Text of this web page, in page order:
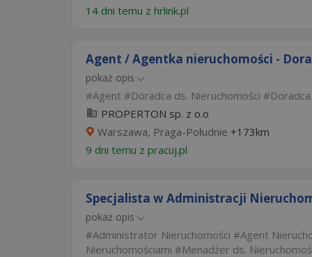
14 dni temu z hrlink.pl
Agent / Agentka nieruchomości -
pokaż opis
Agent Doradca ds. Nieruchomości
Doradca
PROPERTON sp. z o.o
Warszawa, Praga-Południe +173km
9 dni temu z pracuj.pl
Specjalista w Administracji
pokaż opis
Administrator Nieruchomości Agent
Nieruchomościami
Menadżer ds.